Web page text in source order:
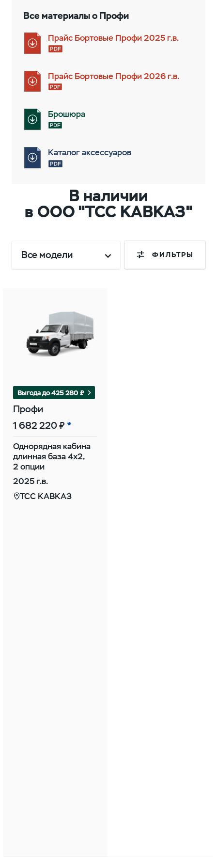
Все материалы о Профи
Прайс Бортовые Профи 2025 г.в.
Прайс Бортовые Профи 2026 г.в.
Брошюра
Каталог аксессуаров
В наличии
в ООО "ТСС КАВКАЗ"
Все модели ФИЛЬТРЫ
Выгода до 425 280 ₽
Профи
1 682 220 ₽
Однорядная кабина
длинная база 4х2,
2 опции
2025 г.в.
ТСС КАВКАЗ